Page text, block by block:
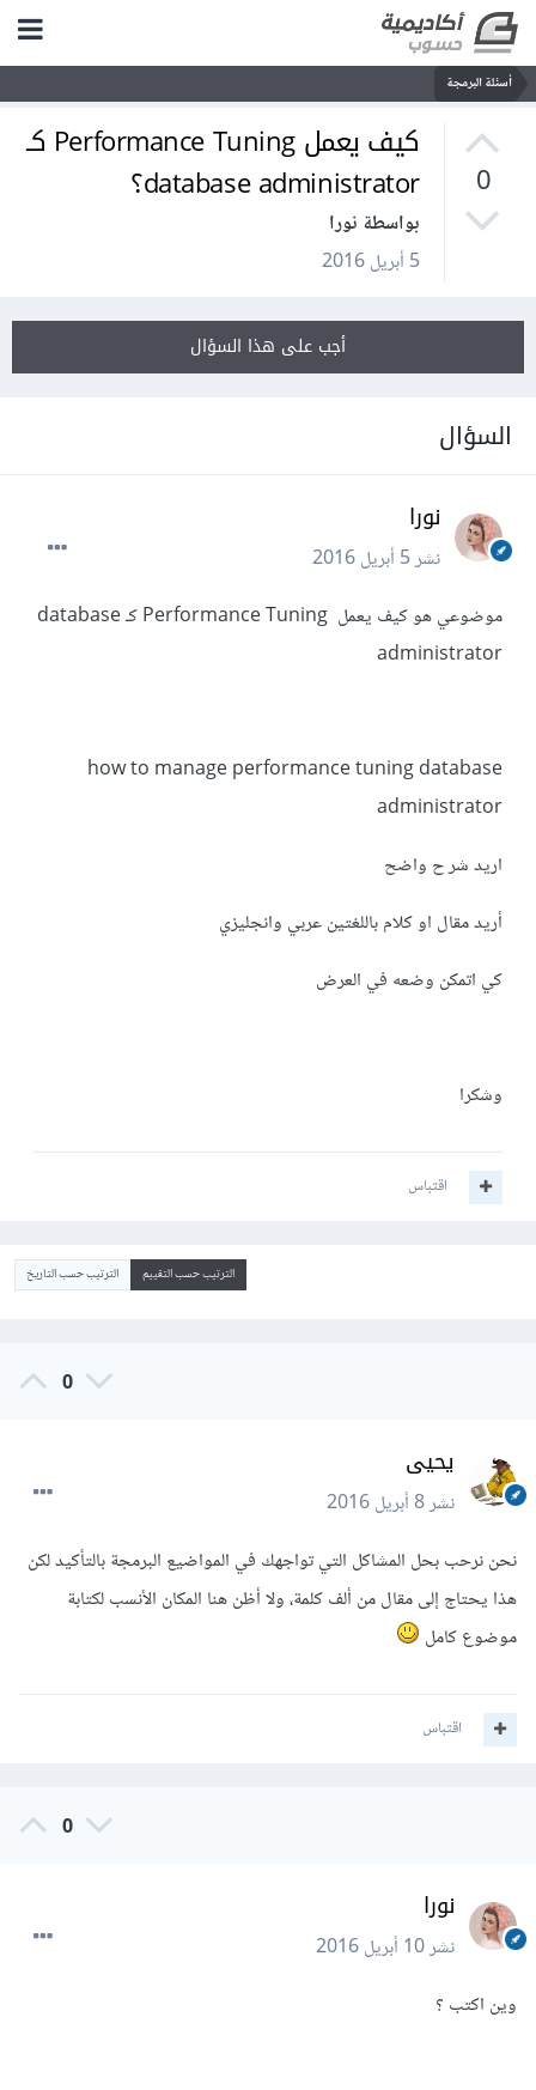
أسئلة البرمجة
0
كيف يعمل Performance Tuning كـ
database administrator؟
بواسطة نورا
5 أبريل 2016
أجب على هذا السؤال
السؤال
نورا
نشر5 أبريل 2016
موضوعي هو كيف يعمل Performance Tuning كـ database
administrator
how to manage performance tuning database
administrator
اريد شر ح واضح
أريد مقال او كلام باللغتين عربي وانجليزي
كي اتمكن وضعه في العرض
وشكرا
اقتباس
الترتيب حسب التقييم الترتيب حسب التاريخ
0
يحيى
نشر8 أبريل 2016
نحن نرحب بحل المشاكل التي تواجهك في المواضيع البرمجة بالتأكيد لكن
هذا يحتاج إلى مقال من ألف كلمة، ولا أظن هنا المكان الأنسب لكتابة
موضوع كامل
اقتباس
0
نورا
نشر10 أبريل 2016
وين اكتب ؟